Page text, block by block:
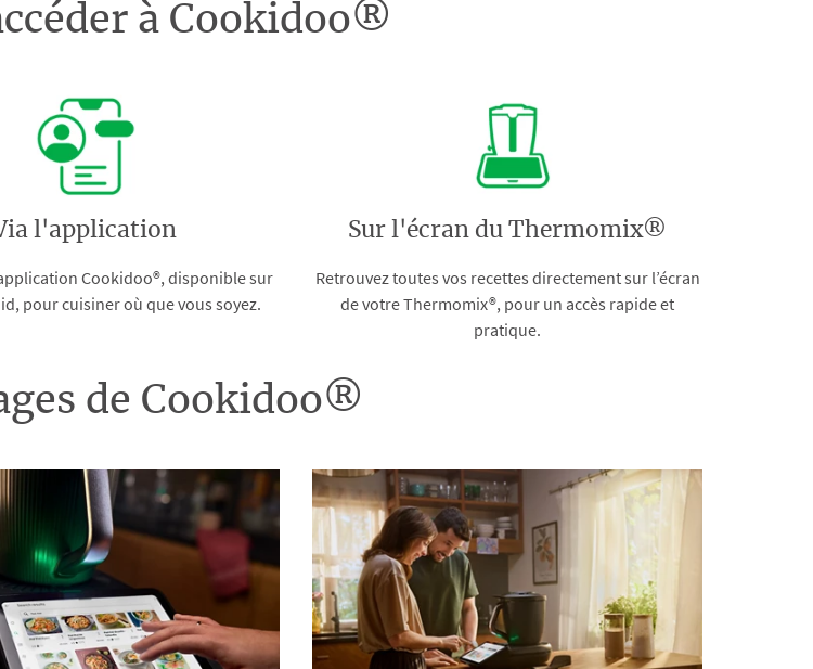
à Cookidoo®
l'application
Cookidoo®, disponible sur
pour cuisiner où que vous soyez.
Sur l'écran du Thermomix®
Retrouvez toutes vos recettes directement sur l’écran
de votre Thermomix®, pour un accès rapide et
pratique.
de Cookidoo®